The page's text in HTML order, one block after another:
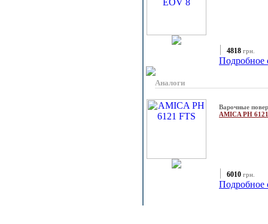
4818 грн.
Подробное
Аналоги
Варочные
AMICA PH
6010 грн.
Подробное